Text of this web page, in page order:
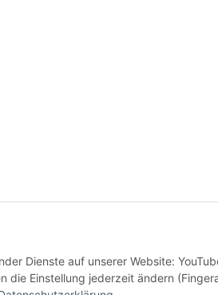
Alle Preise inkl. MwSt.
Dienste auf unserer Website:
die Einstellung jederzeit ändern